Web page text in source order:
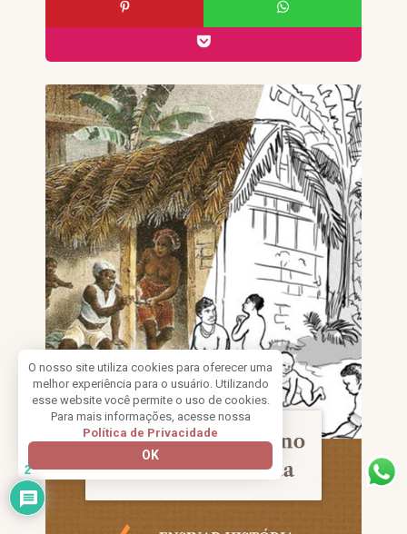
O nosso site utiliza cookies para oferecer uma
melhor experiência para o usuário. Utilizando
esse website você permite o uso de cookies.
Para mais informações, acesse nossa
Política de Privacidade
OK
2